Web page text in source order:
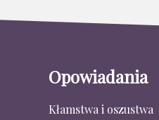
Opowiadania
Kłamstwa i oszustwa